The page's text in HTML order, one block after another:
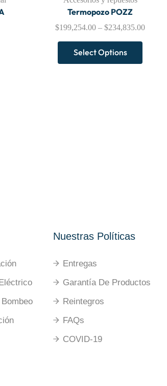
Termopozo POZZ
$199,254.00 – $234,835.00
Select Options
Nuestras Políticas
Entregas
Garantía De Productos
Reintegros
FAQs
COVID-19